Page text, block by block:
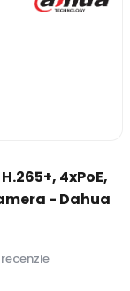
4xPoE,
- Dahua